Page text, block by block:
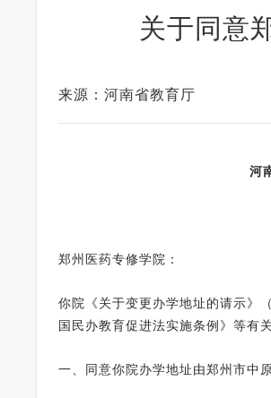
关于同意
来源：河南省教育厅
河
郑州医药专修学院：
你院《关于变更办学地址的请示》
国民办教育促进法实施条例》等有
一、同意你院办学地址由郑州市中